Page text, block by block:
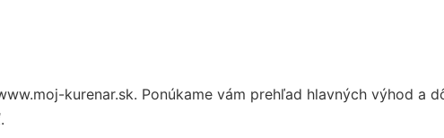
kurenar.sk. Ponúkame vám prehľad hlavných výhod a